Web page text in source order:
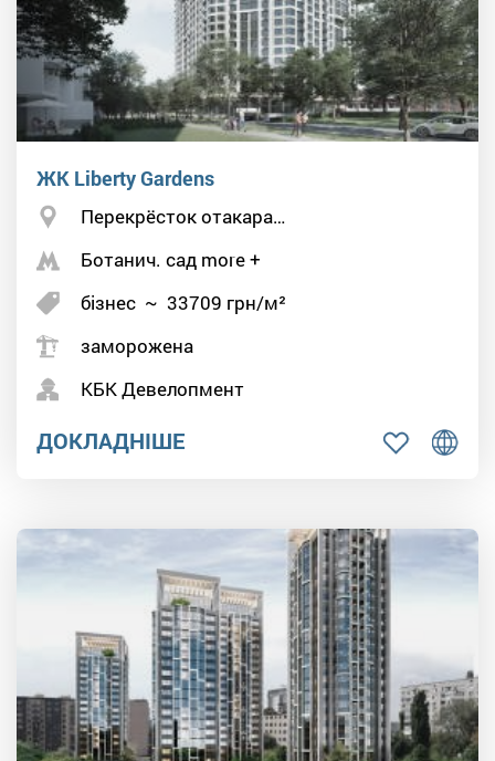
ЖК Liberty Gardens
Перекрёсток отакара…
Ботанич. сад more +
бізнес ~ 33709 грн/м²
заморожена
КБК Девелопмент
ДОКЛАДНІШЕ